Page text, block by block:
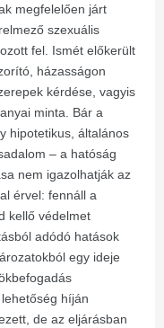
megfelelően járt
szexuális
fel. Ismét előkerült
házasságon
kérdése, vagyis
minta. Bár a
hipotetikus, általános
– a hatóság
nem igazolhatják az
érvel: fennáll a
kellő védelmet
adódó hatások
egy ideje
híján
de az eljárásban